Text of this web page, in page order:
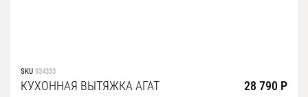
SKU 934333
КУХОННАЯ ВЫТЯЖКА АГАТ 28 790 Р